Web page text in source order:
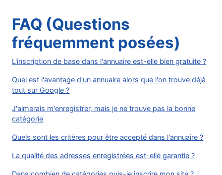
FAQ (Questions
fréquemment posées)
L'inscription de base dans l'annuaire est-elle bien gratuite ?
Quel est l'avantage d'un annuaire alors que l'on trouve déjà
tout sur Google ?
J'aimerais m'enregistrer, mais je ne trouve pas la bonne
catégorie
Quels sont les critères pour être accepté dans l'annuaire ?
La qualité des adresses enregistrées est-elle garantie ?